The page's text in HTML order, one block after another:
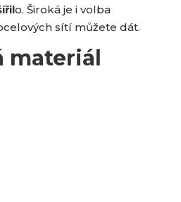
o. Široká je i volba
sítí můžete dát.
materiál